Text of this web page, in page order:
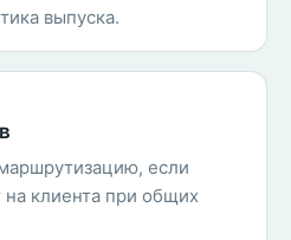
выпуска.
если
клиента при общих